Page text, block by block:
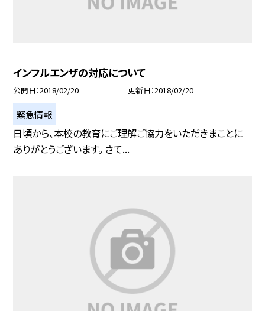
インフルエンザの対応について
公開日 2018/02/20 更新日 2018/02/20
緊急情報
日頃から、本校の教育にご理解ご協力をいただきまことに
ありがとうございます。 さて...